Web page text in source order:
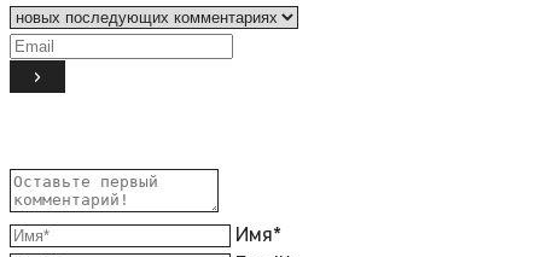
Имя*